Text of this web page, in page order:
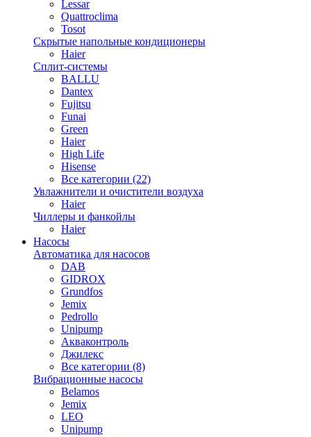
Lessar
Quattroclima
Tosot
Скрытые напольные кондиционеры
Haier
Сплит-системы
BALLU
Dantex
Fujitsu
Funai
Green
Haier
High Life
Hisense
Все категории (22)
Увлажнители и очистители воздуха
Haier
Чиллеры и фанкойлы
Haier
Насосы
Автоматика для насосов
DAB
GIDROX
Grundfos
Jemix
Pedrollo
Unipump
Акваконтроль
Джилекс
Все категории (8)
Вибрационные насосы
Belamos
Jemix
LEO
Unipump